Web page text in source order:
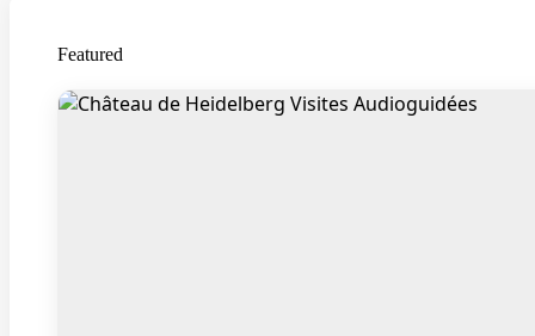
Featured